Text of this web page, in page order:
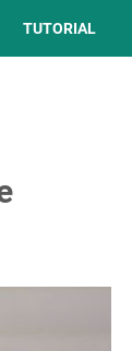
TUTORIAL